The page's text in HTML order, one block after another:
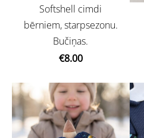
Softshell cimdi
bērniem, starpsezonu.
Bučiņas.
€8.00